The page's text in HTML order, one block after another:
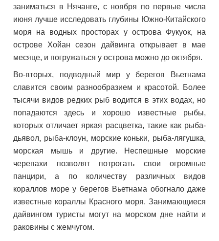
заниматься в Нячанге, с ноября по первые числа
июня лучше исследовать глубины Южно-Китайского
моря на водных просторах у острова Фукуок, на
острове Хойан сезон дайвинга открывает в мае
месяце, и погружаться у острова можно до октября.
Во-вторых, подводный мир у берегов Вьетнама
славится своим разнообразием и красотой. Более
тысячи видов редких рыб водится в этих водах, но
попадаются здесь и хорошо известные рыбы,
которых отличает яркая расцветка, такие как рыба-
дьявол, рыба-клоун, морские коньки, рыба-лягушка,
морская мышь и другие. Неспешные морские
черепахи позволят потрогать свои огромные
панцири, а по количеству различных видов
кораллов море у берегов Вьетнама обогнало даже
известные кораллы Красного моря. Занимающиеся
дайвингом туристы могут на морском дне найти и
раковины с жемчугом.